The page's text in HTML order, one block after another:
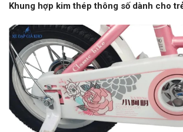
Trọng lượng thùng 81x19x43
Yên
Cọc/cốt yên Hợp kim thép
Chiều cao phù hợp Từ 90cm -
Khung hợp kim thép thông số dành cho